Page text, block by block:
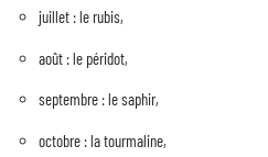
juillet : le rubis,
août : le péridot,
septembre : le saphir,
octobre : la tourmaline,